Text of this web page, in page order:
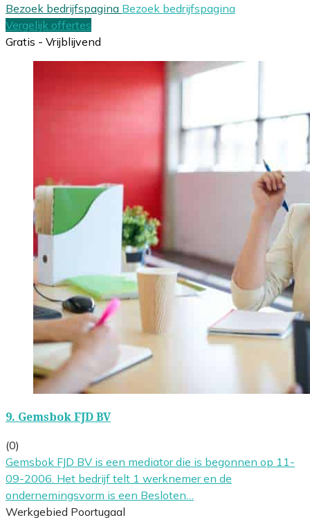
Bezoek bedrijfspagina Bezoek bedrijfspagina
Vergelijk offertes
Gratis - Vrijblijvend
9. Gemsbok FJD BV
(0)
Gemsbok FJD BV is een mediator die is begonnen op 11-
09-2006. Het bedrijf telt 1 werknemer en de
ondernemingsvorm is een Besloten…
Werkgebied Poortugaal